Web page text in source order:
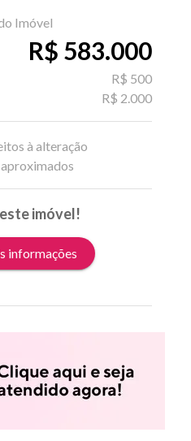
Imóvel
R$ 583.000
R$ 500
R$ 2.000
à alteração
imóvel!
informações